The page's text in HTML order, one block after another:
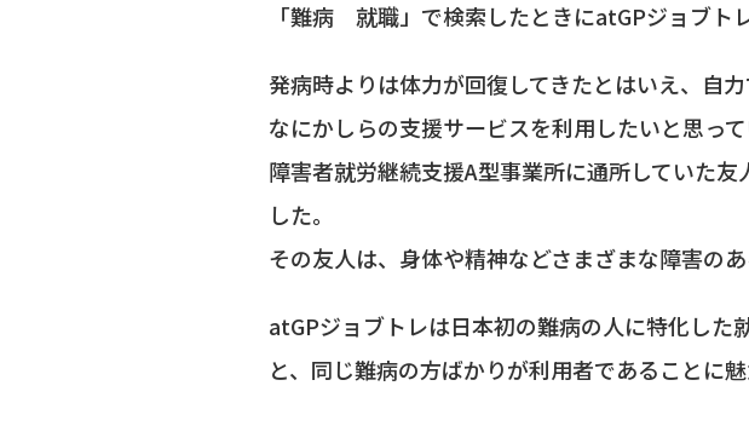
「難病 就職」で検索したときにatGPジョブト
発病時よりは体力が回復してきたとはいえ、自
なにかしらの支援サービスを利用したいと思って
障害者就労継続支援A型事業所に通所していた
した。
その友人は、身体や精神などさまざまな障害の
atGPジョブトレは日本初の難病の人に特化した
と、同じ難病の方ばかりが利用者であることに